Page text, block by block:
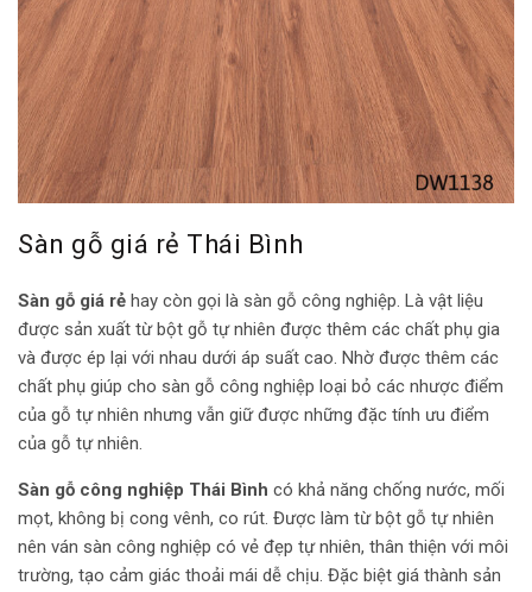
Sàn gỗ giá rẻ Thái Bình
Sàn gỗ giá rẻ hay còn gọi là sàn gỗ công nghiệp. Là vật liệu
được sản xuất từ bột gỗ tự nhiên được thêm các chất phụ gia
và được ép lại với nhau dưới áp suất cao. Nhờ được thêm các
chất phụ giúp cho sàn gỗ công nghiệp loại bỏ các nhược điểm
của gỗ tự nhiên nhưng vẫn giữ được những đặc tính ưu điểm
của gỗ tự nhiên.
Sàn gỗ công nghiệp Thái Bình có khả năng chống nước, mối
mọt, không bị cong vênh, co rút. Được làm từ bột gỗ tự nhiên
nên ván sàn công nghiệp có vẻ đẹp tự nhiên, thân thiện với môi
trường, tạo cảm giác thoải mái dễ chịu. Đặc biệt giá thành sản